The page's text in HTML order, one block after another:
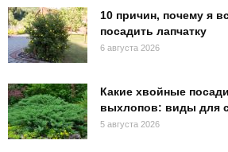
10 причин, почему я
посадить лапчатку
6 августа 2026
Какие хвойные
выхлопов: виды для
5 августа 2026